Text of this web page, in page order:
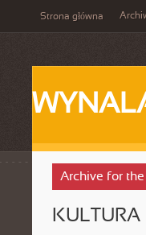
Strona główna
Archive for the
KULTURA